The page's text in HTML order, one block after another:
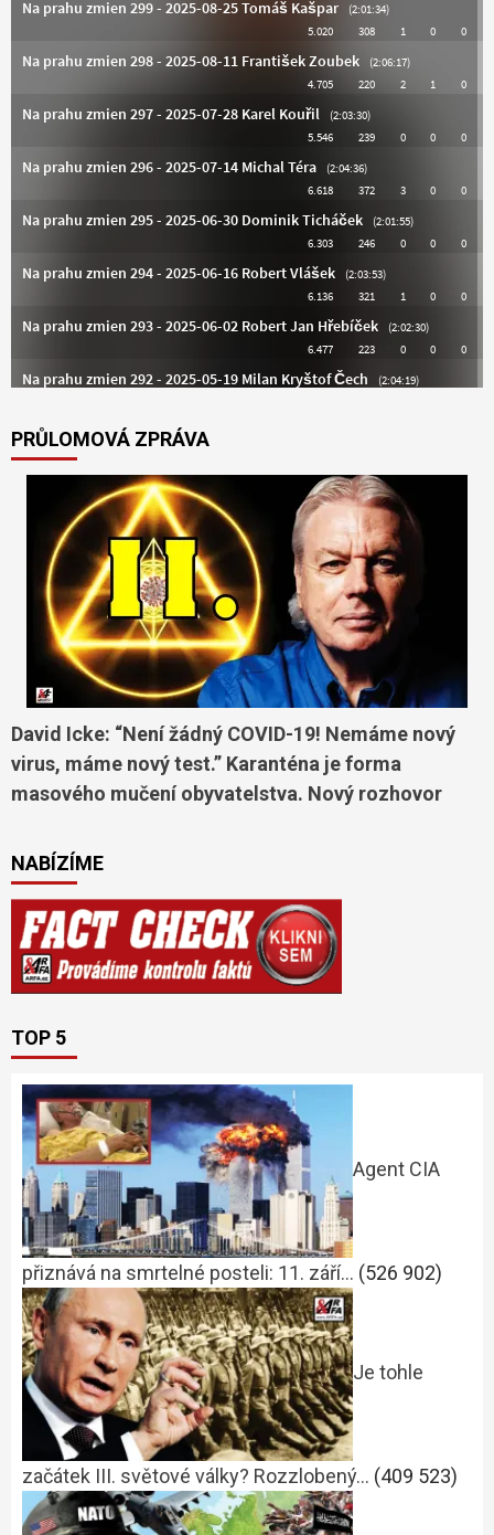
PRŮLOMOVÁ ZPRÁVA
David Icke: “Není žádný COVID-19! Nemáme nový
virus, máme nový test.” Karanténa je forma
masového mučení obyvatelstva. Nový rozhovor
NABÍZÍME
TOP 5
Agent CIA
přiznává na smrtelné posteli: 11. září… (526 902)
Je tohle
začátek III. světové války? Rozzlobený… (409 523)